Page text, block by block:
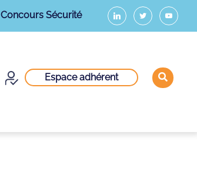
Concours Sécurité
Espace adhérent